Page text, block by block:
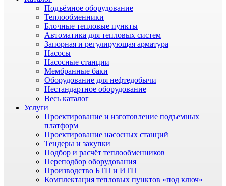
Подъёмное оборудование
Теплообменники
Блочные тепловые пункты
Автоматика для тепловых систем
Запорная и регулирующая арматура
Насосы
Насосные станции
Мембранные баки
Оборудование для нефтедобычи
Нестандартное оборудование
Весь каталог
Услуги
Проектирование и изготовление подъемных
платформ
Проектирование насосных станций
Тендеры и закупки
Подбор и расчёт теплообменников
Переподбор оборудования
Производство БТП и ИТП
Комплектация тепловых пунктов «под ключ»